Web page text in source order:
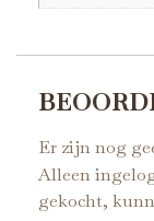
Er zijn nog
Alleen
gekocht,